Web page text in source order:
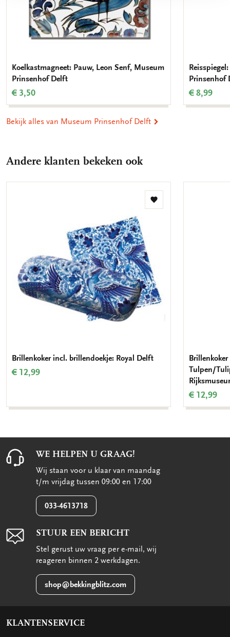
Koelkastmagneet: Pauw, Leon Senf, Museum
Prinsenhof Delft
€ 3,50
Prinsenhof
€ 8,99
Bekijk alles van Museum Prinsenhof Delft
Andere klanten bekeken ook
Toevoegen
Brillenkoker incl. brillendoekje: Royal Delft
€ 12,99
Tulpen/
€ 12,99
WE HELPEN U GRAAG!
Wij staan voor u klaar van maandag
t/m vrijdag tussen 09:00 en 17:00
033-4613718
STUUR EEN BERICHT
Stel gerust uw vraag per e-mail, wij
reageren binnen 2 werkdagen.
shop@bekkingblitz.com
KLANTENSERVICE